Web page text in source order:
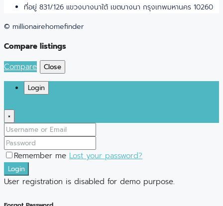
ที่อยู่ 831/126 แขวงบางนาใต้ เขตบางนา กรุงเทพมหานคร 10260
© millionairehomefinder
Compare listings
Compare
Close
Login
×
Remember me Lost your password?
Login
User registration is disabled for demo purpose.